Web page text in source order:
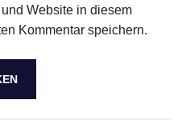
Website in diesem
Kommentar speichern.